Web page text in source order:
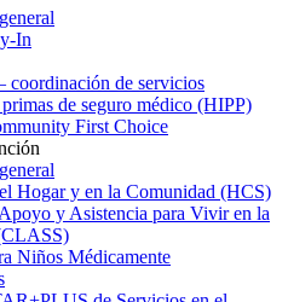
In
coordinación de servicios
de seguro médico (HIPP)
First Choice
Hogar y en la Comunidad (HCS)
y Asistencia para Vivir en la
Niños Médicamente